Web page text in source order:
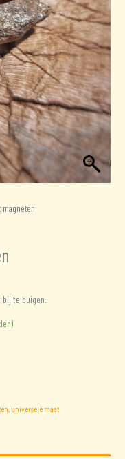
bij te buigen.
, universele maat